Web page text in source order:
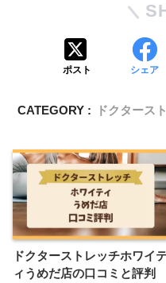
ポスト シェア
CATEGORY : ドクタース
ドクターストレッチホワイ
ィうめだ店の口コミと評判